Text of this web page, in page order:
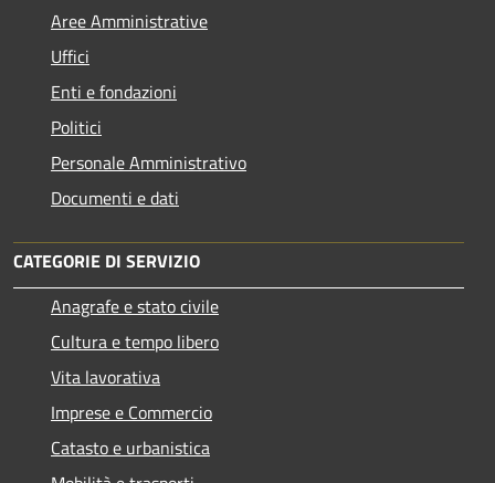
Aree Amministrative
Uffici
Enti e fondazioni
Politici
Personale Amministrativo
Documenti e dati
CATEGORIE DI SERVIZIO
Anagrafe e stato civile
Cultura e tempo libero
Vita lavorativa
Imprese e Commercio
Catasto e urbanistica